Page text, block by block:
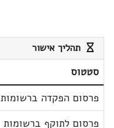
תהליך אישור
סטטוס
פרסום הפקדה ברשומות
פרסום לתוקף ברשומות